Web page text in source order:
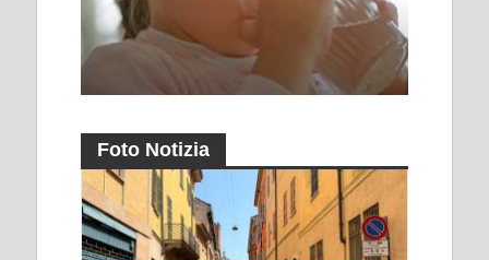
Foto Notizia